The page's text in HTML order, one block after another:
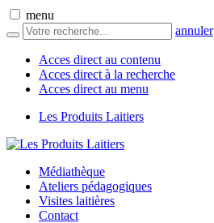
menu
annuler
Acces direct au contenu
Acces direct à la recherche
Acces direct au menu
Les Produits Laitiers
Médiathèque
Ateliers pédagogiques
Visites laitières
Contact